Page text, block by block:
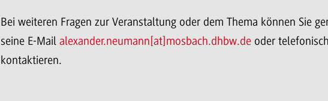
Bei weiteren Fragen zur Veranstaltung oder dem Thema können Sie
seine E-Mail alexander.neumann[at]mosbach.dhbw.deoder
kontaktieren.